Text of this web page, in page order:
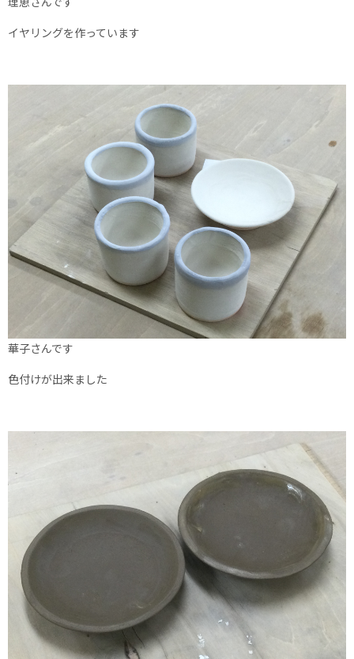
イヤリングを作っています
華子さんです
色付けが出来ました